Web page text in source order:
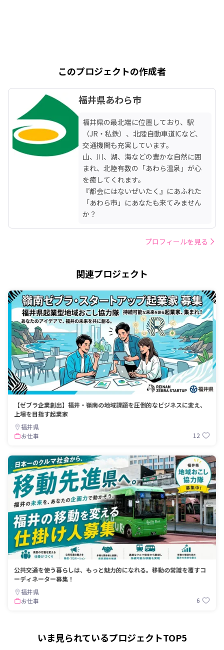
このプロジェクトの作成者
福井県あわら市
福井県の最北端に位置しており、駅
（JR・私鉄）、北陸自動車道ICなど、
交通機関も充実しています。
山、川、湖、海などの豊かな自然に囲
まれ、北陸有数の「あわら温泉」が心
を癒してくれます。
『都会にはないぜいたく』にあふれた
「あわら市」にあなたも来てみません
か？
プロフィールを見る
関連プロジェクト
【ゼブラ企業創出】福井・嶺南の地域課題を圧倒的なビジネスに変え、
上場を目指す起業家
福井県
お仕事
12
公共交通を使う暮らしは、もっと魅力的になれる。移動の常識を覆すコ
ーディネーター募集！
福井県
お仕事
6
いま見られているプロジェクトTOP5